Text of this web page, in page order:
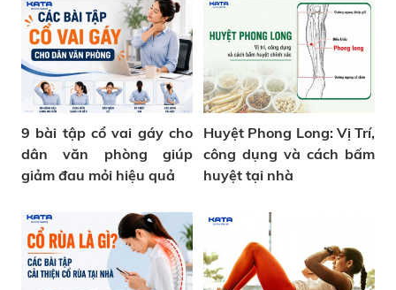
9 bài tập cổ vai gáy cho
dân văn phòng giúp
giảm đau mỏi hiệu quả
Huyệt Phong Long: Vị Trí,
công dụng và cách bấm
huyệt tại nhà